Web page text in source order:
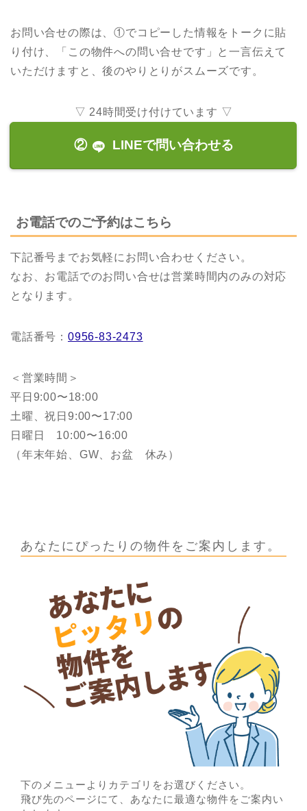
お問い合せの際は、①でコピーした情報をトークに貼
り付け、「この物件への問い合せです」と一言伝えて
いただけますと、後のやりとりがスムーズです。
▽ 24時間受け付けています ▽
② LINEで問い合わせる
お電話でのご予約はこちら
下記番号までお気軽にお問い合わせください。
なお、お電話でのお問い合せは営業時間内のみの対応
となります。
電話番号： 0956-83-2473
＜営業時間＞
平日9:00〜18:00
土曜、祝日9:00〜17:00
日曜日 10:00〜16:00
（年末年始、GW、お盆 休み）
あなたにぴったりの物件をご案内します。
下のメニューよりカテゴリをお選びください。
飛び先のページにて、あなたに最適な物件をご案内い